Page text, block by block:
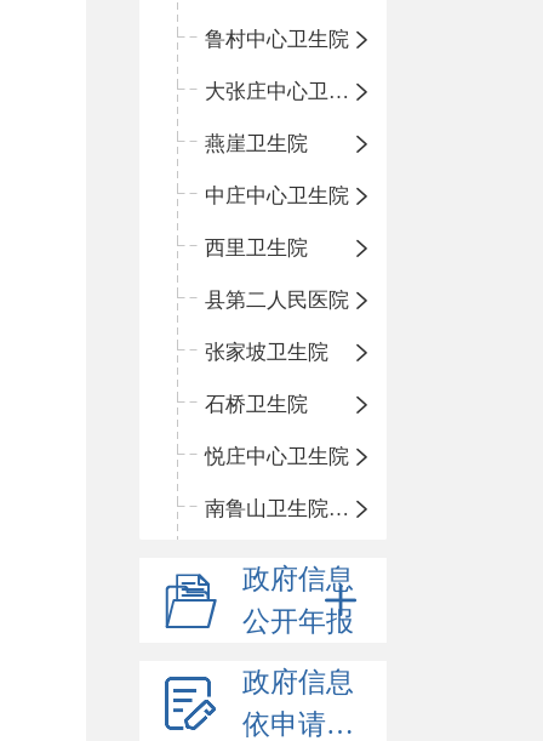
鲁村中心卫生院
大张庄中心卫生院
燕崖卫生院
中庄中心卫生院
西里卫生院
县第二人民医院
张家坡卫生院
石桥卫生院
悦庄中心卫生院
南鲁山卫生院三岔分院
政府信息
公开年报
政府信息
依申请公开